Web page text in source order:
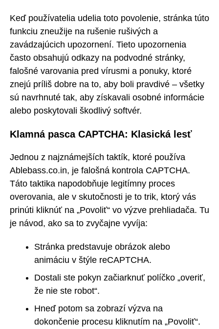
Keď používatelia udelia toto povolenie, stránka túto
funkciu zneužije na rušenie rušivých a
zavádzajúcich upozornení. Tieto upozornenia
často obsahujú odkazy na podvodné stránky,
falošné varovania pred vírusmi a ponuky, ktoré
znejú príliš dobre na to, aby boli pravdivé – všetky
sú navrhnuté tak, aby získavali osobné informácie
alebo poskytovali škodlivý softvér.
Klamná pasca CAPTCHA: Klasická lesť
Jednou z najznámejších taktík, ktoré používa
Ablebass.co.in, je falošná kontrola CAPTCHA.
Táto taktika napodobňuje legitímny proces
overovania, ale v skutočnosti je to trik, ktorý vás
prinúti kliknúť na „Povoliť“ vo výzve prehliadača. Tu
je návod, ako sa to zvyčajne vyvíja:
Stránka predstavuje obrázok alebo
animáciu v štýle reCAPTCHA.
Dostali ste pokyn začiarknuť políčko „overiť,
že nie ste robot“.
Hneď potom sa zobrazí výzva na
dokončenie procesu kliknutím na „Povoliť“.